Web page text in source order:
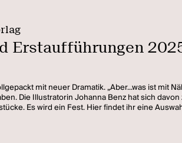
Erstaufführungen
mit neuer Dramatik. „Aber...was ist mit
Die Illustratorin Johanna Benz hat sich
Es wird ein Fest. Hier findet ihr eine